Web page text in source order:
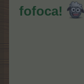
fofoca!